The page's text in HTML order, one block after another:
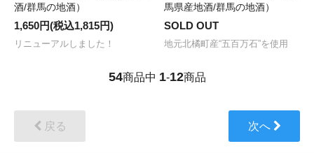
酒/群馬の地酒）
1,650円(税込1,815円)
リニューアルしました！
馬県産地酒/群馬の地酒）
SOLD OUT
地元北橘町産“五百万石”を使用
54商品中 1-12商品
戻る 次へ